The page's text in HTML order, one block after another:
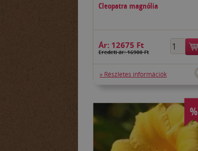
Cleopatra magnólia
Ár: 12675 Ft
Eredeti ár: 16900 Ft
» Részletes információk
%